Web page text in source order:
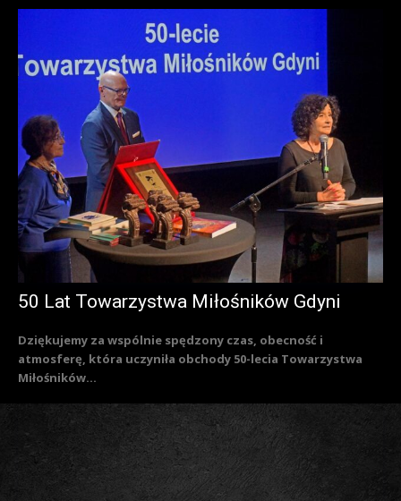
50 Lat Towarzystwa Miłośników Gdyni
Dziękujemy za wspólnie spędzony czas, obecność i
atmosferę, która uczyniła obchody 50-lecia Towarzystwa
Miłośników...